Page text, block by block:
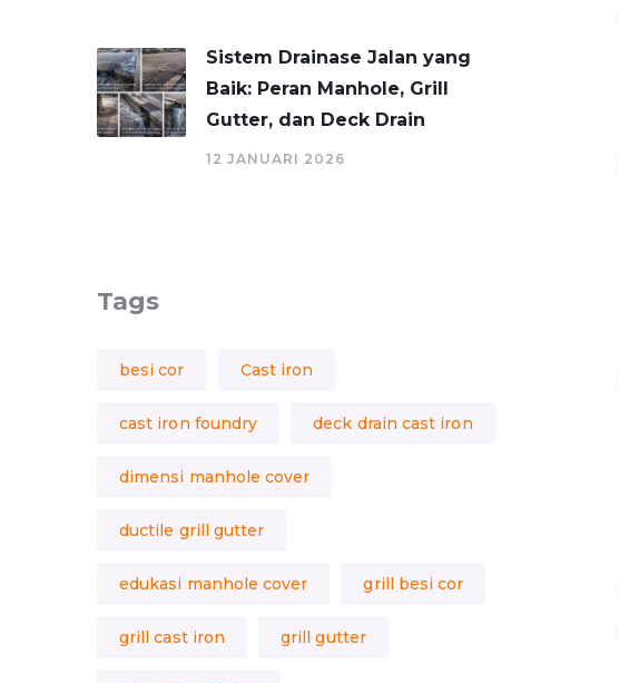
Sistem Drainase Jalan yang
Baik: Peran Manhole, Grill
Gutter, dan Deck Drain
12 JANUARI 2026
Tags
besi cor Cast iron
cast iron foundry deck drain cast iron
dimensi manhole cover
ductile grill gutter
edukasi manhole cover grill besi cor
grill cast iron grill gutter